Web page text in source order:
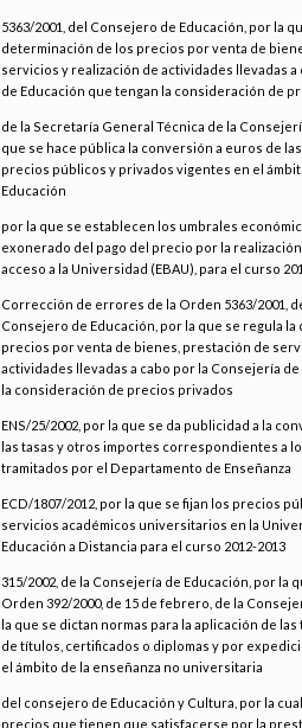
5363/2001, del Consejero de Educación, por la
determinación de los precios por venta de
servicios y realización de actividades llevadas
de Educación que tengan la consideración de
de la Secretaría General Técnica de la
que se hace pública la conversión a euros de
precios públicos y privados vigentes en el
Educación
por la que se establecen los umbrales
exonerado del pago del precio por la
acceso a la Universidad (EBAU), para el curso
Corrección de errores de la Orden 5363/2001,
Consejero de Educación, por la que se regula
precios por venta de bienes, prestación de
actividades llevadas a cabo por la Consejería
la consideración de precios privados
ENS/25/2002, por la que se da publicidad a la
las tasas y otros importes correspondientes a
tramitados por el Departamento de Enseñanza
ECD/1807/2012, por la que se fijan los precios
servicios académicos universitarios en la
Educación a Distancia para el curso 2012-2013
315/2002, de la Consejería de Educación, por la
Orden 392/2000, de 15 de febrero, de la
la que se dictan normas para la aplicación de
de títulos, certificados o diplomas y por
el ámbito de la enseñanza no universitaria
del consejero de Educación y Cultura, por la
precios que tienen que satisfacerse por la